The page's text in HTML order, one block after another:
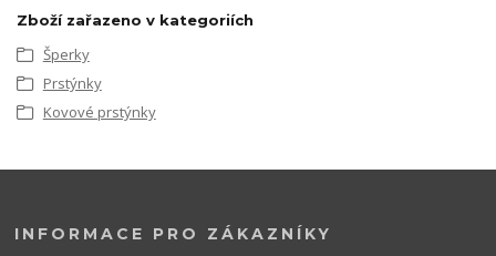
Zboží zařazeno v kategoriích
Šperky
Prstýnky
Kovové prstýnky
INFORMACE PRO ZÁKAZNÍKY